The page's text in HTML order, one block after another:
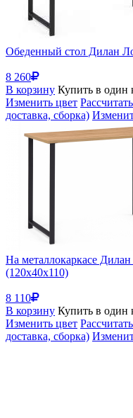
Обеденный стол Дилан
8 260
В корзину Купить в один
Изменить цвет
доставка, сборка)
На металлокаркасе
(120x40x110)
8 110
В корзину Купить в один
Изменить цвет
доставка, сборка)